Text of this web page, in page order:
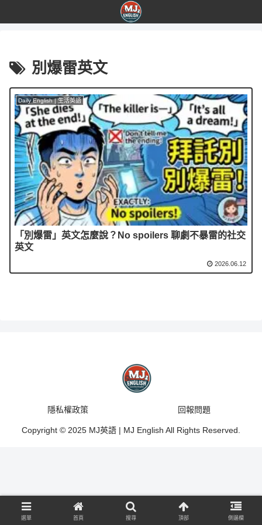
別爆雷英文
Daily English | 生活英語
「別爆雷」英文怎麼說？No spoilers 聊劇不暴雷的社交
英文
2026.06.12
隱私權政策 回報問題
Copyright © 2025 MJ英語 | MJ English All Rights Reserved.
選單 首頁 搜尋 頂部 側邊欄